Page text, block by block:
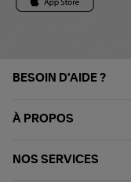
BESOIN D'AIDE ?
À PROPOS
NOS SERVICES